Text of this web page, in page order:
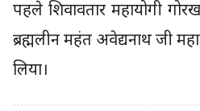
पहले शिवावतार महायोगी
ब्रह्मलीन महंत अवेद्यनाथ जी
लिया।